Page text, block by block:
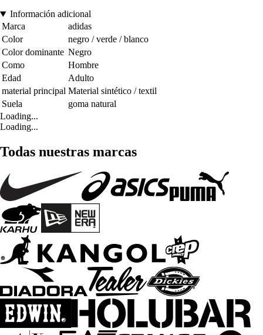
Información adicional
Marca
adidas
Color
negro / verde / blanco
Color dominante Negro
Como
Hombre
Edad
Adulto
material principal Material sintético / textil
Suela
goma natural
Loading...
Loading...
Todas nuestras marcas